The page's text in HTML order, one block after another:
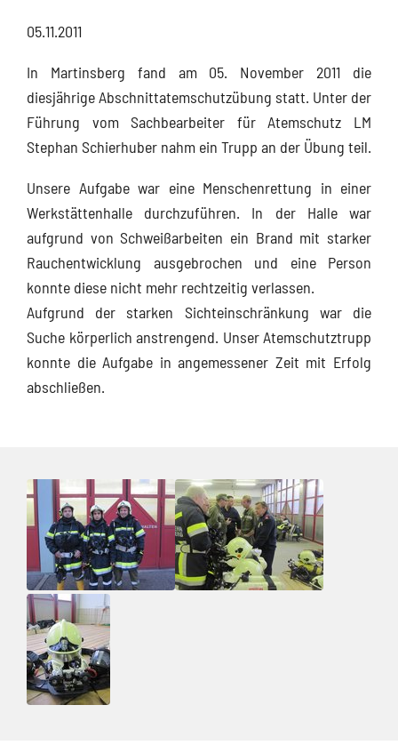
05.11.2011
In Martinsberg fand am 05. November 2011 die
diesjährige Abschnittatemschutzübung statt. Unter der
Führung vom Sachbearbeiter für Atemschutz LM
Stephan Schierhuber nahm ein Trupp an der Übung teil.
Unsere Aufgabe war eine Menschenrettung in einer
Werkstättenhalle durchzuführen. In der Halle war
aufgrund von Schweißarbeiten ein Brand mit starker
Rauchentwicklung ausgebrochen und eine Person
konnte diese nicht mehr rechtzeitig verlassen.
Aufgrund der starken Sichteinschränkung war die
Suche körperlich anstrengend. Unser Atemschutztrupp
konnte die Aufgabe in angemessener Zeit mit Erfolg
abschließen.